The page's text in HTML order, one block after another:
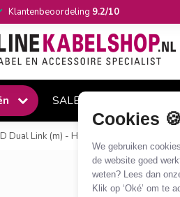
Cookies 🍪
We gebruiken
de website goed
weten? Lees dan
Klik op ‘Oké’ om te
Klantenbeoordeling 9.2/10
SALE
Dual Link (m) - HDMI (v) adapter / zwart